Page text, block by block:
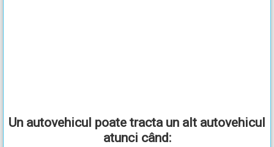
Un autovehicul poate tracta un alt autovehicul
atunci când: